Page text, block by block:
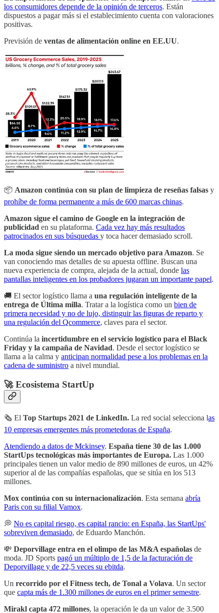
los consumidores depende de la opinión de terceros. Están
dispuestos a pagar más si el establecimiento cuenta con valoraciones
positivas.
Previsión de ventas de alimentación online en EE.UU.
📦 Amazon continúa con su plan de limpieza de reseñas falsas y
prohíbe de forma permanente a más de 600 marcas chinas.
Amazon sigue el camino de Google en la integración de
publicidad en su plataforma. Cada vez hay más resultados
patrocinados en sus búsquedas y toca hacer demasiado scroll.
La moda sigue siendo un mercado objetivo para Amazon. Se
van conociendo mas detalles de su apuesta offline. Buscan una
nueva experiencia de compra, alejada de la actual, donde las
pantallas inteligentes en los probadores jugaran un importante papel.
🚚 El sector logístico llama a una regulación inteligente de la
entrega de Última milla. Tratar a la logística como un bien de
primera necesidad y no de lujo, distinguir las figuras de reparto y
una regulación del Qcommerce, claves para el sector.
Continúa la incertidumbre en el servicio logístico para el Black
Friday y la campaña de Navidad. Desde el sector logístico se
llama a la calma y anticipan normalidad pese a los problemas en la
cadena de suministro a nivel mundial.
🚀 Ecosistema StartUp
🗞 El Top Startups 2021 de LinkedIn. La red social selecciona las
10 empresas emergentes más prometedoras de España.
Atendiendo a datos de Mckinsey. España tiene 30 de las 1.000
StartUps tecnológicas más importantes de Europa. Las 1.000
principales tienen un valor medio de 890 millones de euros, un 42%
superior al de las compañías españolas, que se sitúa en los 513
millones.
Mox continúa con su internacionalización. Esta semana abría
Paris con su filial Vamox.
💭 No es capital riesgo, es capital rancio: en España, las StartUps'
sobreviven demasiado, de Eduardo Manchón.
💸 Deporvillage entra en el olimpo de las M&A españolas de
moda. JD Sports pagó un múltiplo de 1,5 de la facturación de
Deporvillage y de 22,5 veces su ebitda.
Un recorrido por el Fitness tech, de Tonal a Volava. Un sector
que capta más de 1.300 millones de euros en el primer semestre.
Mirakl capta 472 millones, la operación le da un valor de 3.500